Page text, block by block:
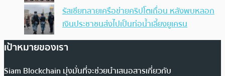
รัสเซียทลายเครือข่ายคริปโตเถื่อน หลังพบหลอก
เงินประชาชนส่งไปเป็นท่อน้ำเลี้ยงยูเครน
เป้าหมายของเรา
Siam Blockchain มุ่งมั่นที่จะช่วยนำเสนอสารเกี่ยวกับ